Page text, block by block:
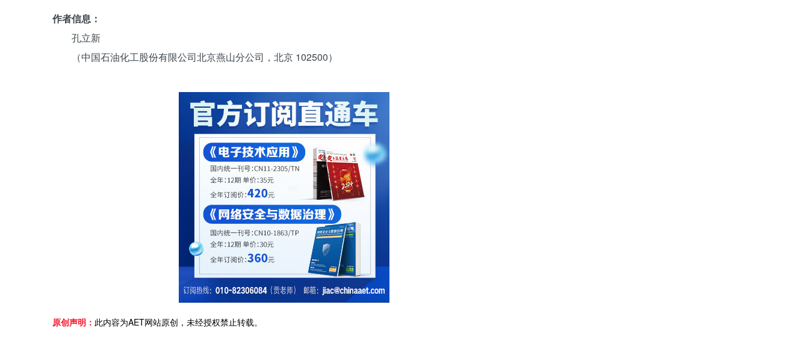
作者信息：
孔立新
（中国石油化工股份有限公司北京燕山分公司，北京 102500）
原创声明： 此内容为AET网站原创，未经授权禁止转载。